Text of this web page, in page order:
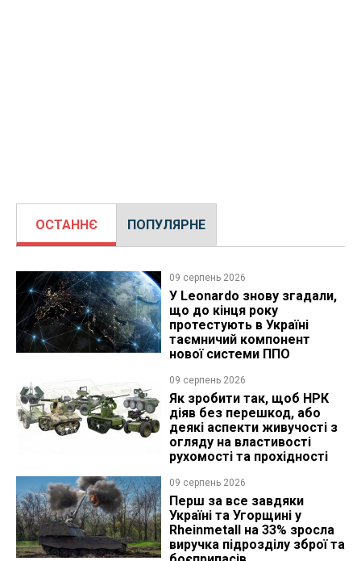
ОСТАННЄ ПОПУЛЯРНЕ
09 серпень 2026
У Leonardo знову згадали,
що до кінця року
протестують в Україні
таємничий компонент
нової системи ППО
09 серпень 2026
Як зробити так, щоб НРК
діяв без перешкод, або
деякі аспекти живучості з
огляду на властивості
рухомості та прохідності
09 серпень 2026
Перш за все завдяки
Україні та Угорщині у
Rheinmetall на 33% зросла
виручка підрозділу зброї та